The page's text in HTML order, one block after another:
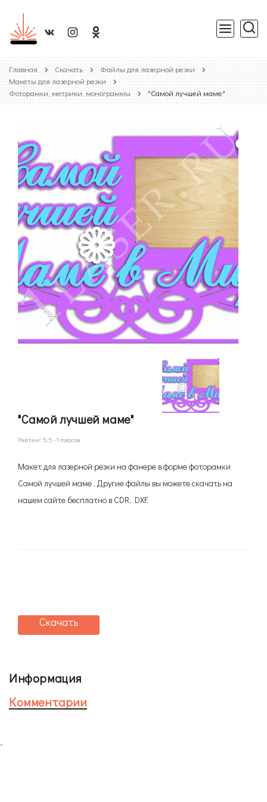
Главная Скачать
Файлы для лазерной резки
Макеты для лазерной резки
Фоторамки, метрики, монограммы
"Самой лучшей маме"
"Самой лучшей маме"
Рейтинг: 5/5 -1 голосов
Макет для лазерной резки на фанере в форме фоторамки
Самой лучшей маме . Другие файлы вы можете скачать на
нашем сайте бесплатно в CDR, DXF.
Скачать
Информация
Комментарии
-